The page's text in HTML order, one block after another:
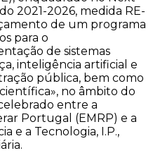
2021-2026, medida RE-
de um programa
para o
de sistemas
inteligência artificial e
pública, bem como
no âmbito do
entre a
Portugal (EMRP) e a
e a Tecnologia, I.P.,